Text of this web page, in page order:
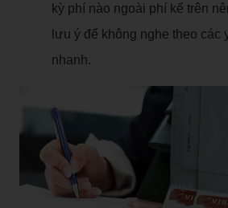
kỳ phí nào ngoài phí kể trên
lưu ý để không nghe theo các
nhanh.